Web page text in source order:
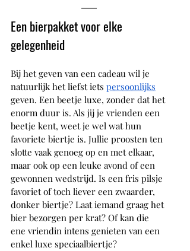
Een bierpakket voor elke
gelegenheid
Bij het geven van een cadeau wil je
natuurlijk het liefst iets persoonlijks
geven. Een beetje luxe, zonder dat het
enorm duur is. Als jij je vrienden een
beetje kent, weet je wel wat hun
favoriete biertje is. Jullie proosten ten
slotte vaak genoeg op en met elkaar,
maar ook op een leuke avond of een
gewonnen wedstrijd. Is een fris pilsje
favoriet of toch liever een zwaarder,
donker biertje? Laat iemand graag het
bier bezorgen per krat? Of kan die
ene vriendin intens genieten van een
enkel luxe speciaalbiertje?